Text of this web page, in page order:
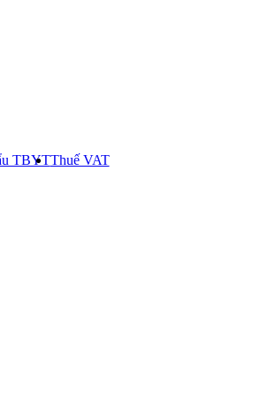
TBYTThuế VAT